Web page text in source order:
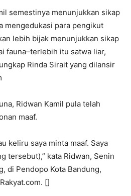
semestinya menunjukkan sikap
mengedukasi para pengikut
lebih bijak menunjukkan sikap
fauna–terlebih itu satwa liar,
Rinda Sirait yang dilansir
Ridwan Kamil pula telah
maaf.
keliru saya minta maaf. Saya
tersebut),” kata Ridwan, Senin
di Pendopo Kota Bandung,
[]